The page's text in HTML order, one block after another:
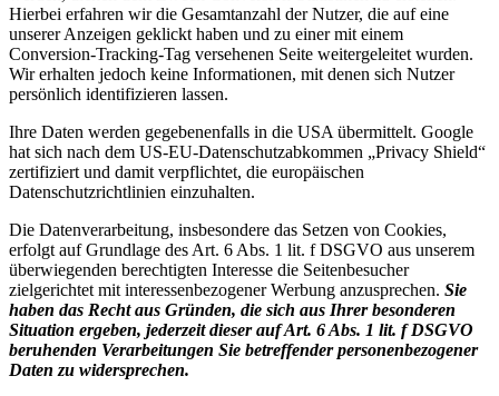
Hierbei erfahren wir die Gesamtanzahl der Nutzer, die auf eine
unserer Anzeigen geklickt haben und zu einer mit einem
Conversion-Tracking-Tag versehenen Seite weitergeleitet wurden.
Wir erhalten jedoch keine Informationen, mit denen sich Nutzer
persönlich identifizieren lassen.
Ihre Daten werden gegebenenfalls in die USA übermittelt. Google
hat sich nach dem US-EU-Datenschutzabkommen „Privacy Shield“
zertifiziert und damit verpflichtet, die europäischen
Datenschutzrichtlinien einzuhalten.
Die Datenverarbeitung, insbesondere das Setzen von Cookies,
erfolgt auf Grundlage des Art. 6 Abs. 1 lit. f DSGVO aus unserem
überwiegenden berechtigten Interesse die Seitenbesucher
zielgerichtet mit interessenbezogener Werbung anzusprechen. Sie
haben das Recht aus Gründen, die sich aus Ihrer besonderen
Situation ergeben, jederzeit dieser auf Art. 6 Abs. 1 lit. f DSGVO
beruhenden Verarbeitungen Sie betreffender personenbezogener
Daten zu widersprechen.